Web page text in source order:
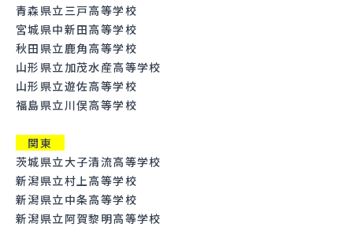
青森県立三戸高等学校
宮城県中新田高等学校
秋田県立鹿角高等学校
山形県立加茂水産高等学校
山形県立遊佐高等学校
福島県立川俣高等学校
関東
茨城県立大子清流高等学校
新潟県立村上高等学校
新潟県立中条高等学校
新潟県立阿賀黎明高等学校